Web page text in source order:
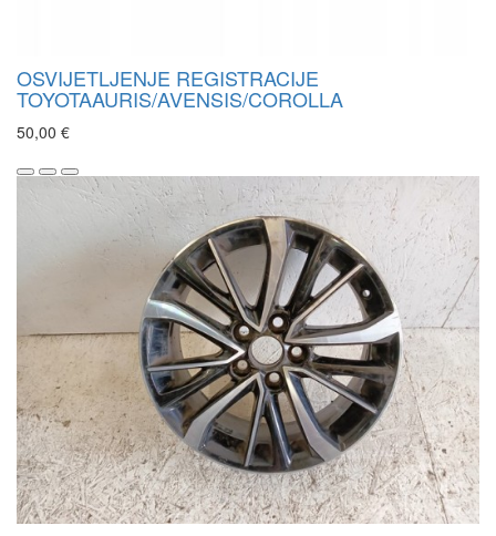
OSVIJETLJENJE REGISTRACIJE
TOYOTAAURIS/AVENSIS/COROLLA
50,00 €